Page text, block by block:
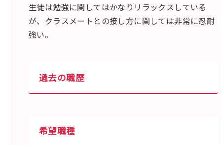
生徒は勉強に関してはかなりリラックスしている
が、クラスメートとの接し方に関しては非常に忍耐
強い。
過去の職歴
希望職種